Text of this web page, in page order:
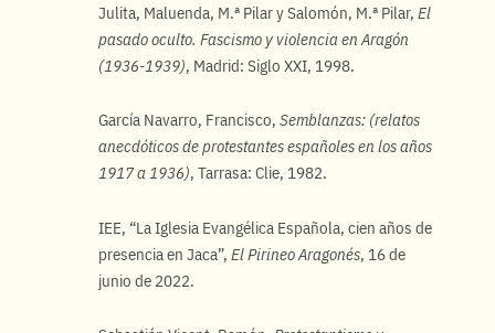
Julita, Maluenda, M.ª Pilar y Salomón, M.ª Pilar, El
pasado oculto. Fascismo y violencia en Aragón
(1936-1939), Madrid: Siglo XXI, 1998.
García Navarro, Francisco, Semblanzas: (relatos
anecdóticos de protestantes españoles en los años
1917 a 1936), Tarrasa: Clie, 1982.
IEE, “La Iglesia Evangélica Española, cien años de
presencia en Jaca”, El Pirineo Aragonés, 16 de
junio de 2022.